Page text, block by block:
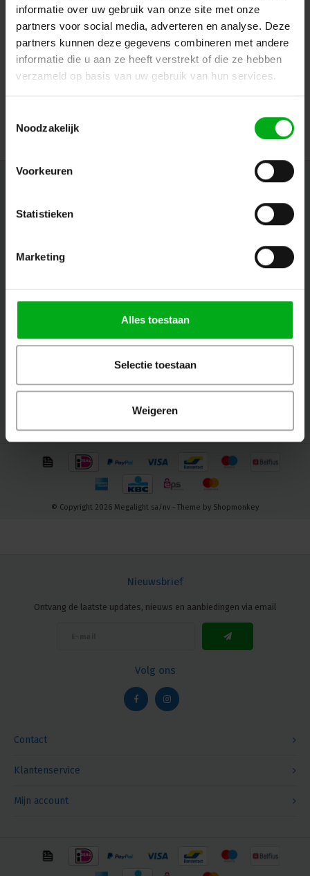
informatie over uw gebruik van onze site met onze
partners voor social media, adverteren en analyse. Deze
partners kunnen deze gegevens combineren met andere
informatie die u aan ze heeft verstrekt of die ze hebben
verzameld op basis van uw gebruik van hun services.
Noodzakelijk
Voorkeuren
Statistieken
Marketing
Alles toestaan
Selectie toestaan
Weigeren
SPX | LEXYS ZOOM half tophead | Kleur: Zwart
ACC00390
Levertijd op aanvraag
Contact
Ontvang de laatste updates, nieuws en aanbiedingen via email
© Copyright 2026 Megalight sa/nv - Theme by Shopmonkey
Contact
Nieuwsbrief
Ontvang de laatste updates, nieuws en aanbiedingen via email
Volg ons
Klantenservice
Mijn account